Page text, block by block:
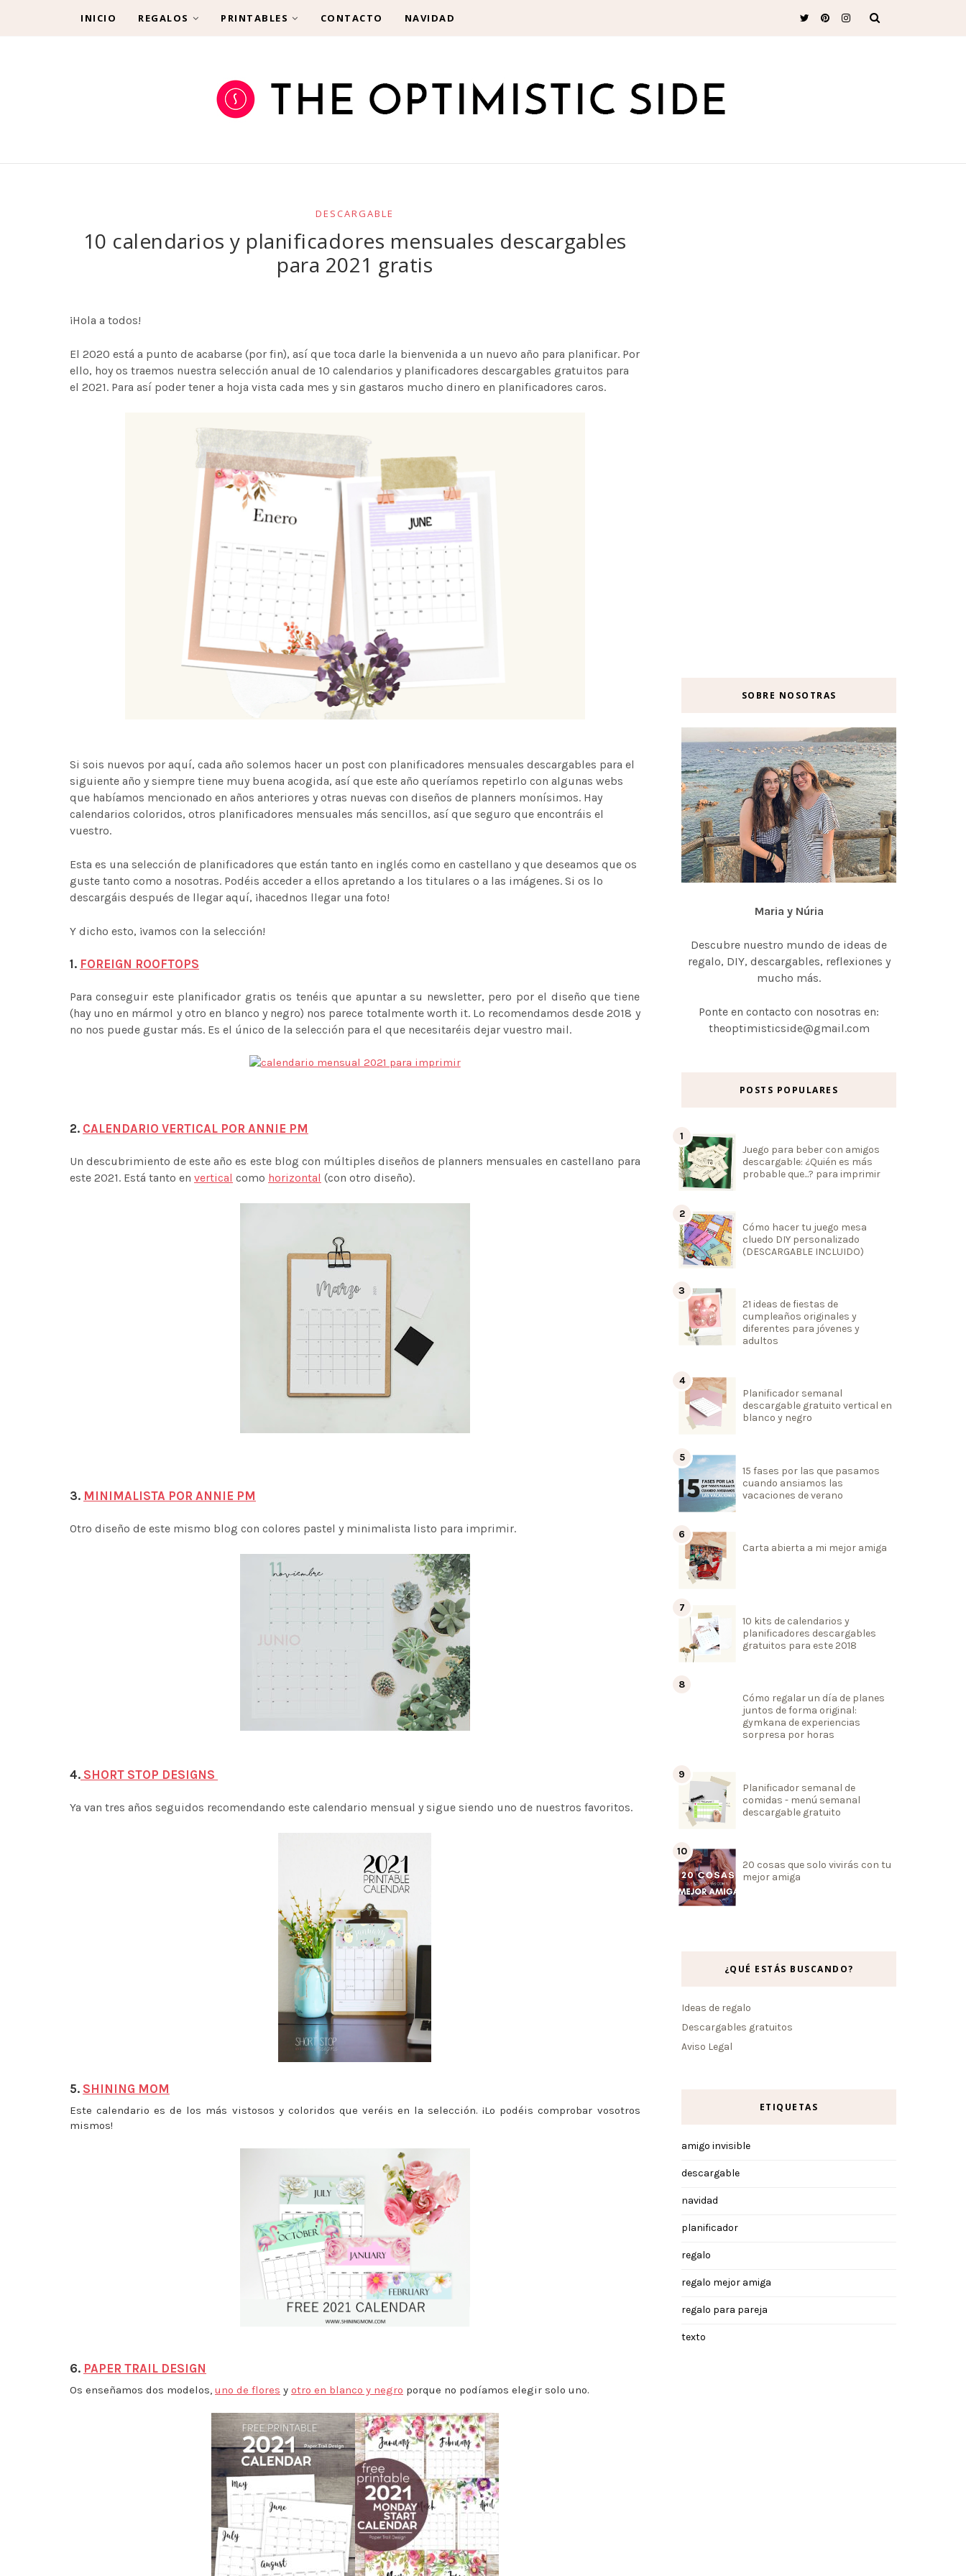
INICIO REGALOS PRINTABLES CONTACTO NAVIDAD
DESCARGABLE
10 calendarios y planificadores mensuales descargables
para 2021 gratis
¡Hola a todos!
El 2020 está a punto de acabarse (por fin), así que toca darle la bienvenida a un nuevo año para planificar. Por
ello, hoy os traemos nuestra selección anual de 10 calendarios y planificadores descargables gratuitos para
el 2021. Para así poder tener a hoja vista cada mes y sin gastaros mucho dinero en planificadores caros.
Si sois nuevos por aquí, cada año solemos hacer un post con planificadores mensuales descargables para el
siguiente año y siempre tiene muy buena acogida, así que este año queríamos repetirlo con algunas webs
que habíamos mencionado en años anteriores y otras nuevas con diseños de planners monísimos. Hay
calendarios coloridos, otros planificadores mensuales más sencillos, así que seguro que encontráis el
vuestro.
Esta es una selección de planificadores que están tanto en inglés como en castellano y que deseamos que os
guste tanto como a nosotras. Podéis acceder a ellos apretando a los titulares o a las imágenes. Si os lo
descargáis después de llegar aquí, ¡hacednos llegar una foto!
Y dicho esto, ¡vamos con la selección!
1. FOREIGN ROOFTOPS
Para conseguir este planificador gratis os tenéis que apuntar a su newsletter, pero por el diseño que tiene
(hay uno en mármol y otro en blanco y negro) nos parece totalmente worth it. Lo recomendamos desde 2018 y
no nos puede gustar más. Es el único de la selección para el que necesitaréis dejar vuestro mail.
2. CALENDARIO VERTICAL POR ANNIE PM
Un descubrimiento de este año es este blog con múltiples diseños de planners mensuales en castellano para
este 2021. Está tanto en vertical como horizontal (con otro diseño).
3. MINIMALISTA POR ANNIE PM
Otro diseño de este mismo blog con colores pastel y minimalista listo para imprimir.
4. SHORT STOP DESIGNS
Ya van tres años seguidos recomendando este calendario mensual y sigue siendo uno de nuestros favoritos.
5. SHINING MOM
Este calendario es de los más vistosos y coloridos que veréis en la selección. ¡Lo podéis comprobar vosotros
mismos!
6. PAPER TRAIL DESIGN
Os enseñamos dos modelos, uno de flores y otro en blanco y negro porque no podíamos elegir solo uno.
SOBRE NOSOTRAS
Maria y Núria
Descubre nuestro mundo de ideas de
regalo, DIY, descargables, reflexiones y
mucho más.
Ponte en contacto con nosotras en:
theoptimisticside@gmail.com
POSTS POPULARES
Juego para beber con amigos
descargable: ¿Quién es más
probable que...? para imprimir
Cómo hacer tu juego mesa
cluedo DIY personalizado
(DESCARGABLE INCLUIDO)
21 ideas de fiestas de
cumpleaños originales y
diferentes para jóvenes y
adultos
Planificador semanal
descargable gratuito vertical en
blanco y negro
15 fases por las que pasamos
cuando ansiamos las
vacaciones de verano
Carta abierta a mi mejor amiga
10 kits de calendarios y
planificadores descargables
gratuitos para este 2018
Cómo regalar un día de planes
juntos de forma original:
gymkana de experiencias
sorpresa por horas
Planificador semanal de
comidas - menú semanal
descargable gratuito
20 cosas que solo vivirás con tu
mejor amiga
¿QUÉ ESTÁS BUSCANDO?
Ideas de regalo
Descargables gratuitos
Aviso Legal
ETIQUETAS
amigo invisible
descargable
navidad
planificador
regalo
regalo mejor amiga
regalo para pareja
texto